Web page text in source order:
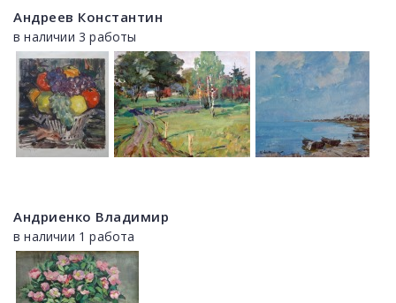
Андреев Константин
в наличии 3 работы
Андриенко Владимир
в наличии 1 работа